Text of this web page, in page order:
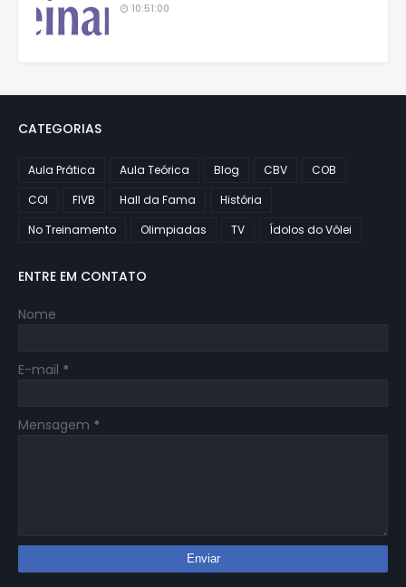
10:51:00
CATEGORIAS
Aula Prática Aula Teórica Blog CBV
COB
COI
FIVB Hall da Fama
História
No Treinamento
Olimpiadas TV Ídolos do Vôlei
ENTRE EM CONTATO
Nome
E-mail *
Mensagem *